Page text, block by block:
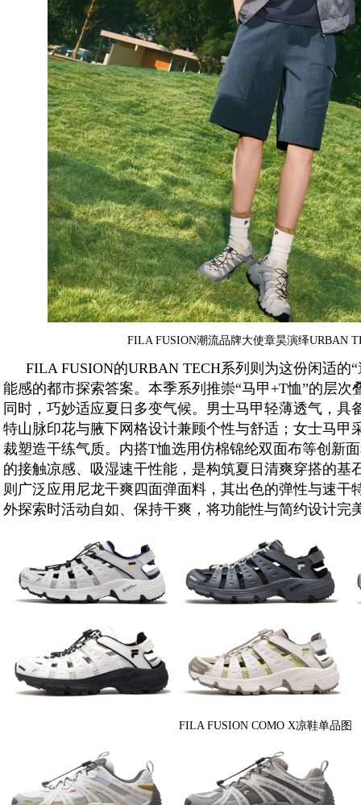
FILA FUSION潮流品牌大使章昊演绎URBAN
FILA FUSION的URBAN TECH系列则为这份闲适的
能感的都市探索答案。本季系列推崇“马甲+T恤”的层次
同时，巧妙适应夏日多变气候。男士马甲轻薄透气，具
特山脉印花与腋下网格设计兼顾个性与舒适；女士马甲
裁塑造干练气质。内搭T恤选用仿棉锦纶双面布等创新
的接触凉感、吸湿速干性能，是构筑夏日清爽穿搭的基
则广泛应用尼龙干爽四面弹面料，其出色的弹性与速干
外探索时活动自如、保持干爽，将功能性与简约设计完
FILA FUSION COMO X凉鞋单品图